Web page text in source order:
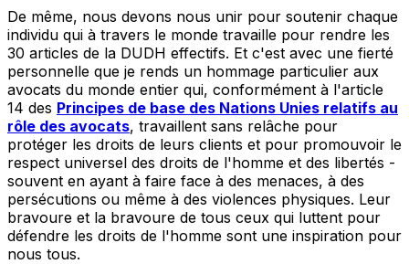
De même, nous devons nous unir pour soutenir chaque
individu qui à travers le monde travaille pour rendre les
30 articles de la DUDH effectifs. Et c'est avec une fierté
personnelle que je rends un hommage particulier aux
avocats du monde entier qui, conformément à l'article
14 des Principes de base des Nations Unies relatifs au
rôle des avocats, travaillent sans relâche pour
protéger les droits de leurs clients et pour promouvoir le
respect universel des droits de l'homme et des libertés -
souvent en ayant à faire face à des menaces, à des
persécutions ou même à des violences physiques. Leur
bravoure et la bravoure de tous ceux qui luttent pour
défendre les droits de l'homme sont une inspiration pour
nous tous.